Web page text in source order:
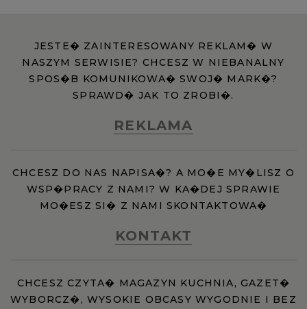
JESTE� ZAINTERESOWANY REKLAM� W
NASZYM SERWISIE? CHCESZ W NIEBANALNY
SPOS�B KOMUNIKOWA� SWOJ� MARK�?
SPRAWD� JAK TO ZROBI�.
REKLAMA
CHCESZ DO NAS NAPISA�? A MO�E MY�LISZ O
WSP�PRACY Z NAMI? W KA�DEJ SPRAWIE
MO�ESZ SI� Z NAMI SKONTAKTOWA�
KONTAKT
CHCESZ CZYTA� MAGAZYN KUCHNIA, GAZET�
WYBORCZ�, WYSOKIE OBCASY WYGODNIE I BEZ